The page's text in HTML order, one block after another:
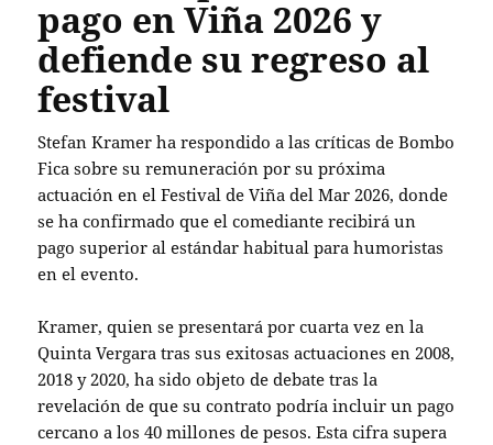
pago en Viña 2026 y
defiende su regreso al
festival
Stefan Kramer ha respondido a las críticas de Bombo
Fica sobre su remuneración por su próxima
actuación en el Festival de Viña del Mar 2026, donde
se ha confirmado que el comediante recibirá un
pago superior al estándar habitual para humoristas
en el evento.
Kramer, quien se presentará por cuarta vez en la
Quinta Vergara tras sus exitosas actuaciones en 2008,
2018 y 2020, ha sido objeto de debate tras la
revelación de que su contrato podría incluir un pago
cercano a los 40 millones de pesos. Esta cifra supera